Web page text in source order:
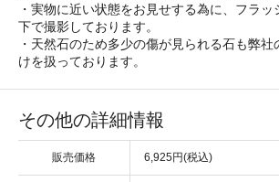
・実物に近い状態をお見せする為に、フラ
下で撮影しております。
・天然石のため多少の傷が見られる石も弊
けを扱っております。
その他の詳細情報
販売価格 6,925円(税込)